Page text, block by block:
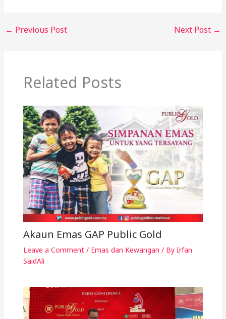
← Previous Post Next Post →
Related Posts
Akaun Emas GAP Public Gold
Leave a Comment / Emas dan Kewangan / By Irfan
SaidAli